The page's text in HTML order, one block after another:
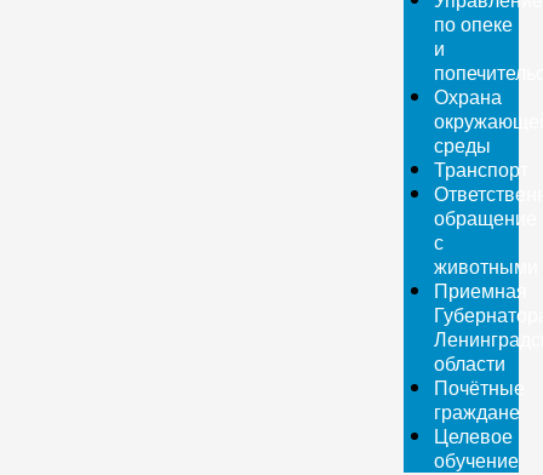
по опеке
и
Охрана
среды
Транспорт
обращение
с
животными
Приемная
области
Почётные
граждане
Целевое
обучение